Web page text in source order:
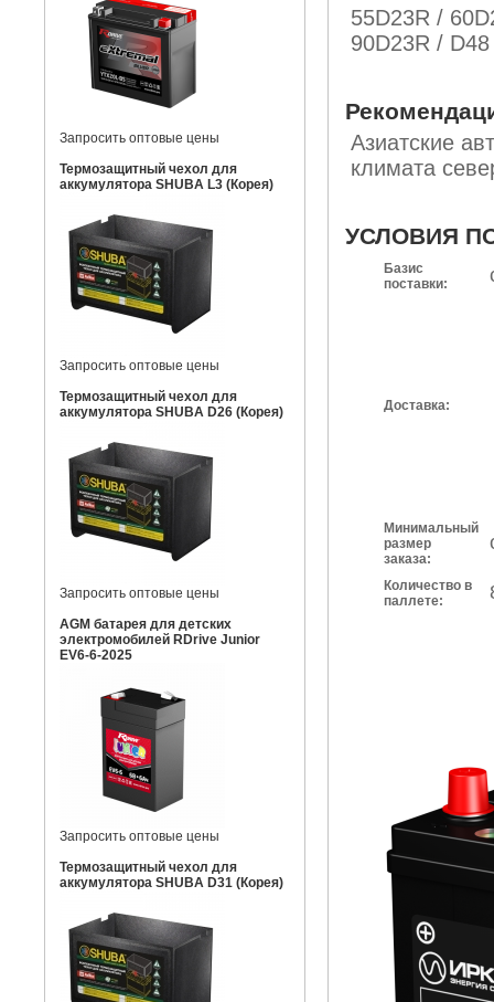
Запросить оптовые цены
Термозащитный чехол для
аккумулятора SHUBA L3 (Корея)
Запросить оптовые цены
Термозащитный чехол для
аккумулятора SHUBA D26 (Корея)
Запросить оптовые цены
AGM батарея для детских
электромобилей RDrive Junior
EV6-6-2025
Запросить оптовые цены
Термозащитный чехол для
аккумулятора SHUBA D31 (Корея)
55D23R /
90D23R /
Азиатские
климата
УСЛОВИЯ
Базис
поставки:
Доставка:
Минимальный
размер
заказа:
Количество в
паллете: